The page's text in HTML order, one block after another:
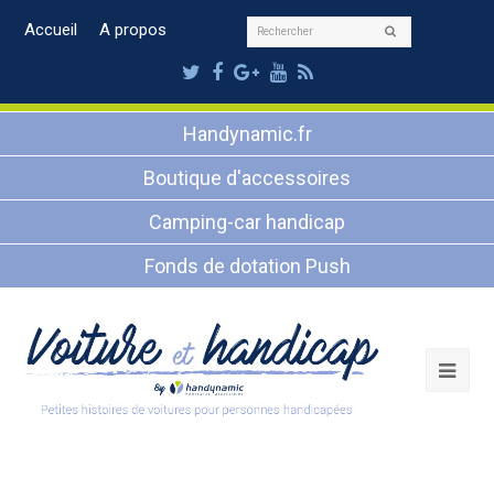
Accueil A propos Rechercher
Twitter
Facebook
Google
Plus
Youtube
RSS
Handynamic.fr
Boutique d'accessoires
Camping-car handicap
Fonds de dotation Push